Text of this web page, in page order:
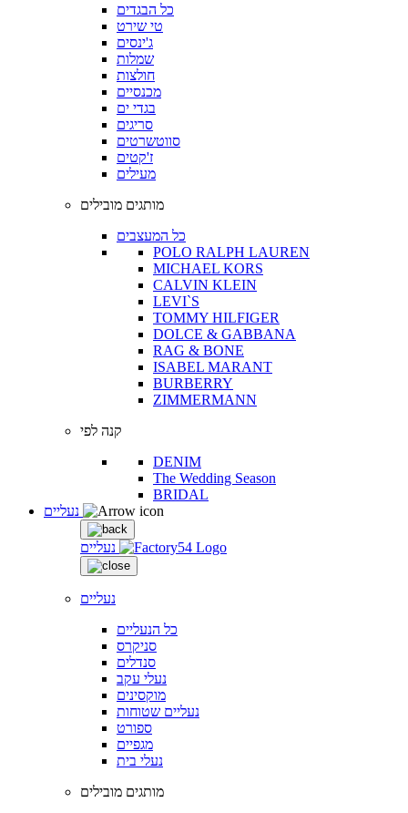
כל הבגדים
טי שירט
ג'ינסים
שמלות
חולצות
מכנסיים
בגדי ים
סריגים
סווטשרטים
ז'קטים
מעילים
מותגים מובילים
כל המעצבים
POLO RALPH LAUREN
MICHAEL KORS
CALVIN KLEIN
LEVI`S
TOMMY HILFIGER
DOLCE & GABBANA
RAG & BONE
ISABEL MARANT
BURBERRY
ZIMMERMANN
קנה לפי
DENIM
The Wedding Season
BRIDAL
נעליים
נעליים
כל הנעליים
סניקרס
סנדלים
נעלי עקב
מוקסינים
נעליים שטוחות
ספורט
מגפיים
נעלי בית
מותגים מובילים